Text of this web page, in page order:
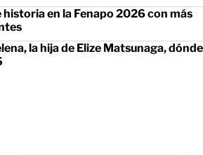
en la Fenapo 2026 con más
la hija de Elize Matsunaga, dónde